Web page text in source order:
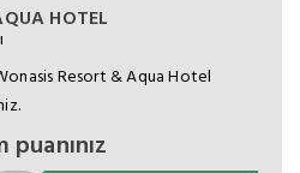
HOTEL
Resort & Aqua Hotel